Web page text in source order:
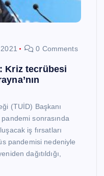
0 Comments
Kriz tecrübesi
(TUİD) Başkanı
sonrasında
iş fırsatları
pandemisi nedeniyle
dağıtıldığı,